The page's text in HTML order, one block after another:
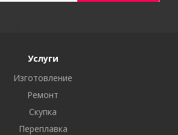
Услуги
Изготовление
Ремонт
Скупка
Переплавка